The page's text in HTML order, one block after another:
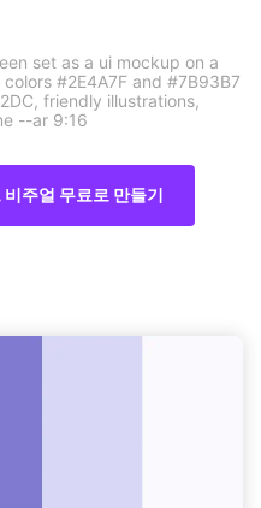
set as a ui mockup on a
#2E4A7F and #7B93B7
friendly illustrations,
--ar 9:16
주얼 무료로 만들기